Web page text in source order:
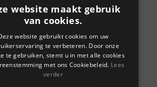
– 17:00
– 17:00
– 17:00
– 17:00
Betaalwijze
Bezorgen
Disclaimer
Garantie
Meest gestelde vragen
Privacy
website maakt gebruik
van cookies.
website gebruikt cookies om uw
te verbeteren. Door onze
te gebruiken, stemt u in met alle cookies
met ons Cookiebeleid. Lees
verder